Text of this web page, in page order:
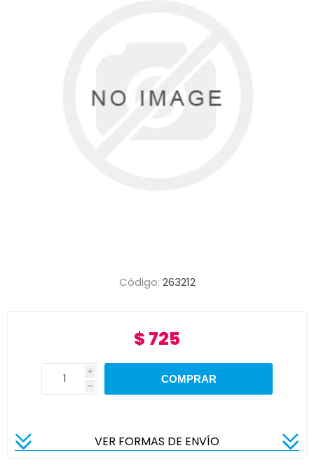
Código: 263212
$ 725
i
h
VER FORMAS DE ENVÍO